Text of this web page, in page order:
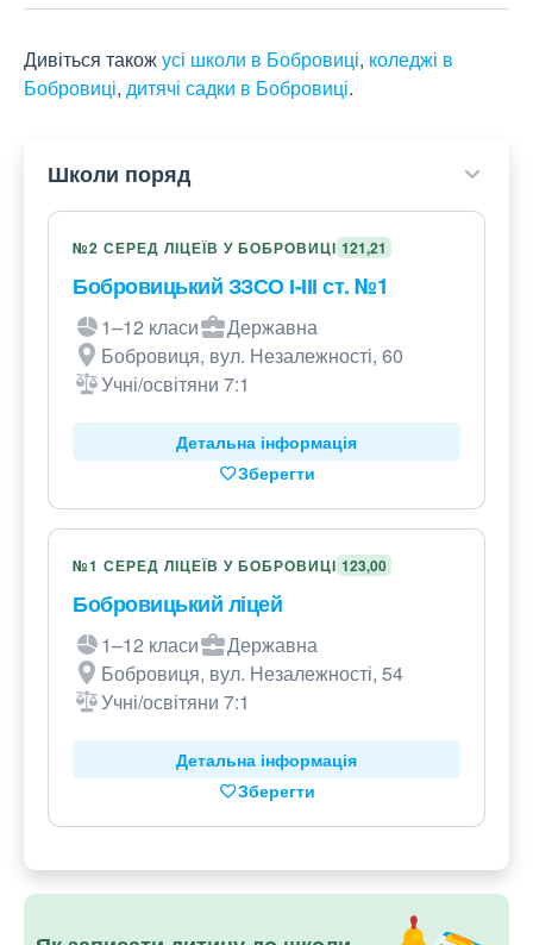
Дивіться такожусі школи в Бобровиці, коледжі в
Бобровиці, дитячі садки в Бобровиці.
Школи поряд
№2 СЕРЕД ЛІЦЕЇВ У БОБРОВИЦІ 121,21
Бобровицький ЗЗСО І-ІІІ ст. №1
1–12 класи
Державна
Бобровиця, вул. Незалежності, 60
Учні/освітяни 7:1
Детальна інформація
Зберегти
№1 СЕРЕД ЛІЦЕЇВ У БОБРОВИЦІ 123,00
Бобровицький ліцей
1–12 класи
Державна
Бобровиця, вул. Незалежності, 54
Учні/освітяни 7:1
Детальна інформація
Зберегти